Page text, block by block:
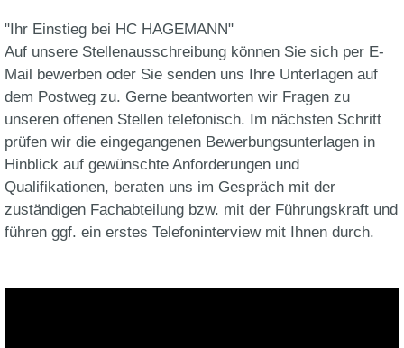
"Ihr Einstieg bei HC HAGEMANN"
Auf unsere Stellenausschreibung können Sie sich per E-
Mail bewerben oder Sie senden uns Ihre Unterlagen auf
dem Postweg zu. Gerne beantworten wir Fragen zu
unseren offenen Stellen telefonisch. Im nächsten Schritt
prüfen wir die eingegangenen Bewerbungsunterlagen in
Hinblick auf gewünschte Anforderungen und
Qualifikationen, beraten uns im Gespräch mit der
zuständigen Fachabteilung bzw. mit der Führungskraft und
führen ggf. ein erstes Telefoninterview mit Ihnen durch.